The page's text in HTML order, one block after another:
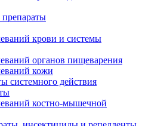
препараты
крови и системы
органов пищеварения
кожи
системного действия
костно-мышечной